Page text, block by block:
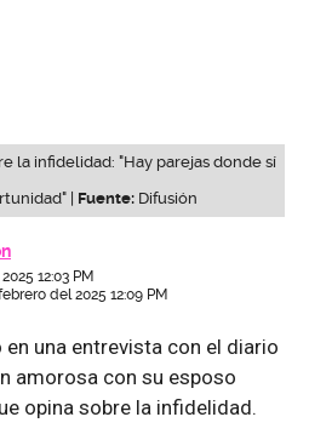
la infidelidad: "Hay parejas donde sí
| Fuente: Difusión
12:03 PM
del 2025 12:09 PM
en una entrevista con el diario
amorosa con su esposo
opina sobre la infidelidad.